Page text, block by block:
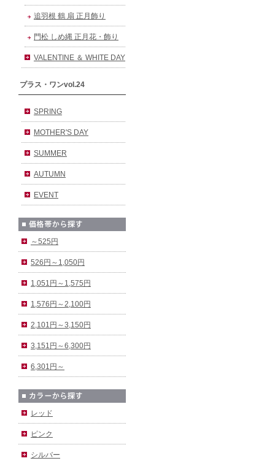
追羽根 鶴 扇 正月飾り
門松 しめ縄 正月花・飾り
VALENTINE ＆ WHITE DAY
プラス・ワンvol.24
SPRING
MOTHER'S DAY
SUMMER
AUTUMN
EVENT
～525円
526円～1,050円
1,051円～1,575円
1,576円～2,100円
2,101円～3,150円
3,151円～6,300円
6,301円～
レッド
ピンク
シルバー